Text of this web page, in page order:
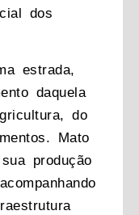
dos
estrada,
daquela
do
Mato
produção